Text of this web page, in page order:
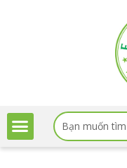
Search
...